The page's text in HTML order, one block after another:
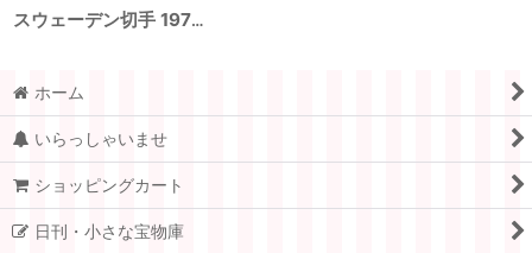
スウェーデン切手 1978年 こどものおもちゃ ２種
ホーム
いらっしゃいませ
ショッピングカート
日刊・小さな宝物庫